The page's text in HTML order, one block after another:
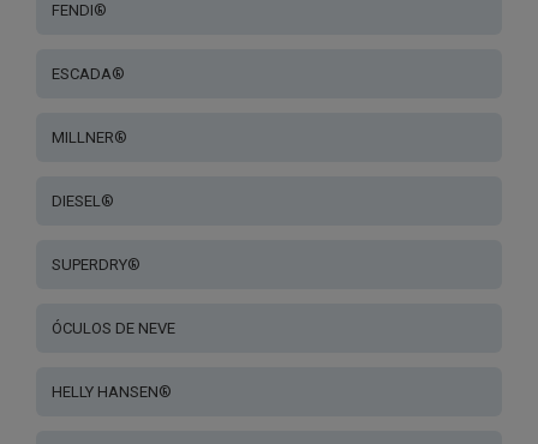
FENDI®
ESCADA®
MILLNER®
DIESEL®
SUPERDRY®
ÓCULOS DE NEVE
HELLY HANSEN®